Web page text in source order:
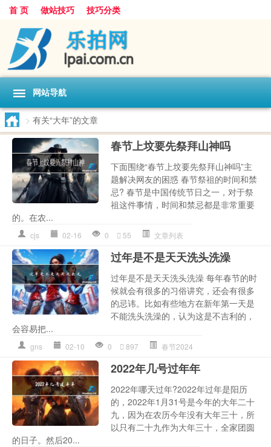
首 页 做站技巧 技巧分类
网站导航
> 有关“大年”的文章
春节上坟要先祭拜山神吗
下面围绕“春节上坟要先祭拜山神吗”主
题解决网友的困惑 春节祭祖的时间和禁
忌? 春节是中国传统节日之一，对于祭
祖这件事情，时间和禁忌都是非常重要
的。在农...
cjs 02-16 0 55 文章列表
过年是不是天天洗头洗澡
过年是不是天天洗头洗澡 每年春节的时
候就会有很多的习俗讲究，还会有很多
的忌讳。比如有些地方在新年第一天是
不能洗头洗澡的，认为这是不吉利的，
会容易把...
gns 02-10 0 897 春节2024
2022年几号过年年
2022年哪天过年?2022年过年是阳历
的，2022年1月31号是今年的大年二十
九，因为在农历今年没有大年三十，所
以只有二十九作为大年三十，全家团圆
的日子。然后20...